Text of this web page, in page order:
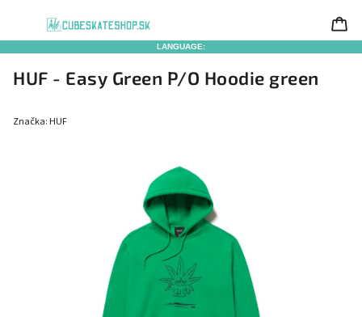
LANGUAGE:
HUF - Easy Green P/O Hoodie green
Značka: HUF